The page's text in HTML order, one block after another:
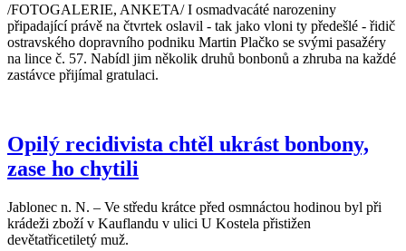
/FOTOGALERIE, ANKETA/ I osmadvacáté narozeniny
připadající právě na čtvrtek oslavil - tak jako vloni ty předešlé - řidič
ostravského dopravního podniku Martin Plačko se svými pasažéry
na lince č. 57. Nabídl jim několik druhů bonbonů a zhruba na každé
zastávce přijímal gratulaci.
Opilý recidivista chtěl ukrást bonbony,
zase ho chytili
Jablonec n. N. – Ve středu krátce před osmnáctou hodinou byl při
krádeži zboží v Kauflandu v ulici U Kostela přistižen
devětatřicetiletý muž.